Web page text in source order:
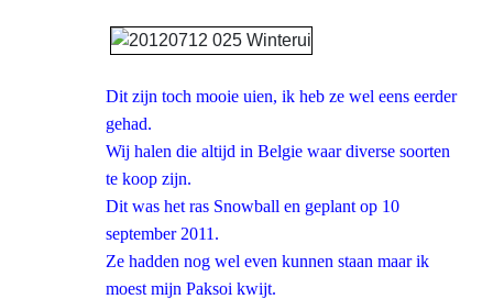
Dit zijn toch mooie uien, ik heb ze wel eens eerder
gehad.
Wij halen die altijd in Belgie waar diverse soorten
te koop zijn.
Dit was het ras Snowball en geplant op 10
september 2011.
Ze hadden nog wel even kunnen staan maar ik
moest mijn Paksoi kwijt.